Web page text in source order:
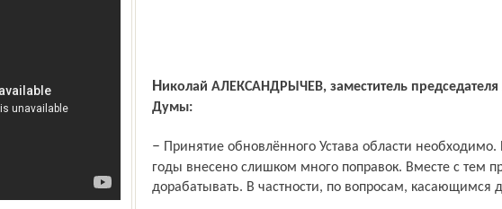
Николай АЛЕКСАНДРЫЧЕВ, заместитель председателя Ярославской областной
Думы:
– Принятие обновлённого Устава области необходимо. В этот документ за последние
годы внесено слишком много поправок. Вместе с тем
дорабатывать. В частности, по вопросам, касающимся